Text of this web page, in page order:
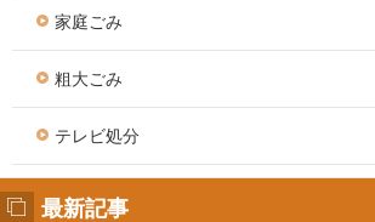
家庭ごみ
粗大ごみ
テレビ処分
最新記事